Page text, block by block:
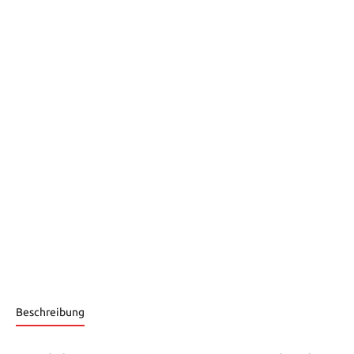
Beschreibung